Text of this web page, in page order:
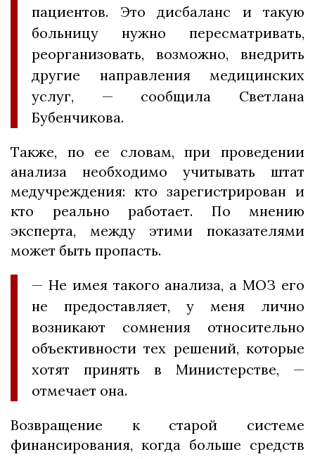
пациентов. Это дисбаланс и такую
больницу нужно пересматривать,
реорганизовать, возможно, внедрить
другие направления медицинских
услуг, — сообщила Светлана
Бубенчикова.
Также, по ее словам, при проведении
анализа необходимо учитывать штат
медучреждения: кто зарегистрирован и
кто реально работает. По мнению
эксперта, между этими показателями
может быть пропасть.
— Не имея такого анализа, а МОЗ его
не предоставляет, у меня лично
возникают сомнения относительно
объективности тех решений, которые
хотят принять в Министерстве, —
отмечает она.
Возвращение к старой системе
финансирования, когда больше средств